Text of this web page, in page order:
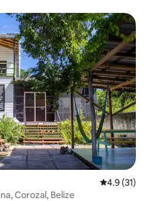
औसत रेटिंग 5
4.9 (31)
Corozal, Belize